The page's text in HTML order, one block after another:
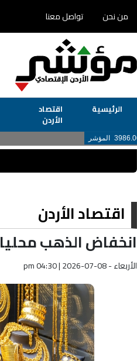
من نحن تواصل معنا
الرئيسية اقتصاد
الأردن
اقتصاد الأردن
انخفاض الذهب محليا 1.2 دينار
الأربعاء - pm 04:30 | 2026-07-08